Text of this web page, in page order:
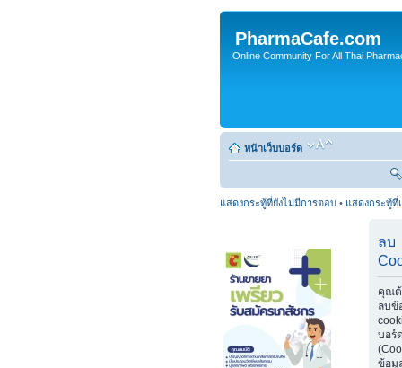
PharmaCafe.com
Online Community For All Thai
หน้าเว็บบอร์ด
แสดงกระทู้ที่ยังไม่มีการตอบ • แสดงกระทู้ที่
ลบ
คุณต้
ลบข้
บอร์
ข้อมู